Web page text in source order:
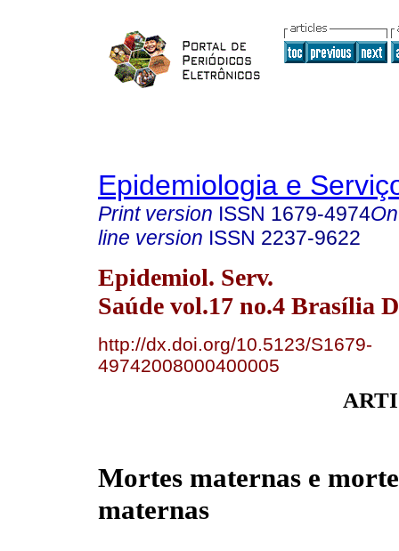
Epidemiologia e
Print version ISSN 1679-4974
line version ISSN 2237-9622
Epidemiol. Serv.
Saúde vol.17 no.4 Brasília
http://dx.doi.org/10.5123/S1679-
49742008000400005
Mortes maternas e
maternas